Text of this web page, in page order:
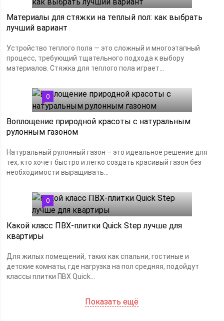
Материалы для стяжки на теплый пол: как выбрать
лучший вариант
Устройство теплого пола — это сложный и многоэтапный
процесс, требующий тщательного подхода к выбору
материалов. Стяжка для теплого пола играет...
0
Воплощение природной красоты с натуральным
рулонным газоном
Натуральный рулонный газон – это идеальное решение для
тех, кто хочет быстро и легко создать красивый газон без
необходимости выращивать...
0
Какой класс ПВХ-плитки Quick Step лучше для
квартиры
Для жилых помещений, таких как спальни, гостиные и
детские комнаты, где нагрузка на пол средняя, подойдут
классы плитки ПВХ Quick...
Показать ещё